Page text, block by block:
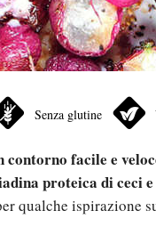
Senza glutine
facile e
proteica di ceci
qualche ispirazione